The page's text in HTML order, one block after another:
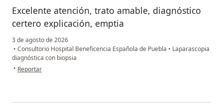
Excelente atención, trato amable, diagnóstico
certero explicación, emptia
3 de agosto de 2026
• Consultorio Hospital Beneficencia Española de Puebla • Laparascopia
diagnóstica con biopsia
• en opinión del usuario Maria Concepción
Reportar